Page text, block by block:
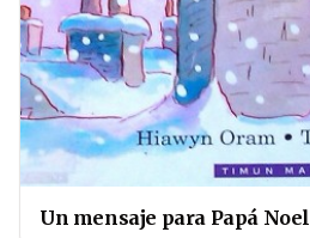
Un mensaje para Papá Noel